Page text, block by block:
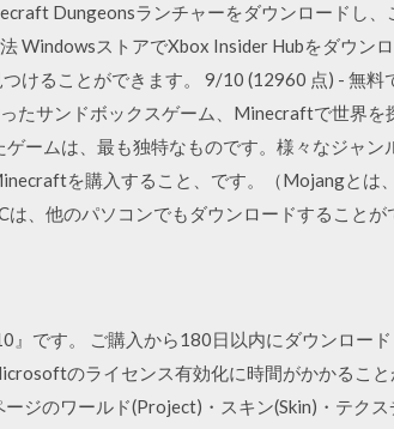
Dungeonsランチャーをダウンロードし
WindowsストアでXbox Insider Hubをダウン
けることができます。 9/10 (12960 点) - 無料
たサンドボックスゲーム、Minecraftで世界を
ームは、最も独特なものです。様々なジャ
を購入すること、です。（Mojangとは
、他のパソコンでもダウンロードすることが
です。 ご購入から180日以内にダウンロー
のライセンス有効化に時間がかかるこ
ジのワールド(Project)・スキン(Skin)・テク